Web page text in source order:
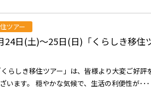
ツアー
24日(土)～25日(日)「くらしき移住
らしき移住ツアー」は、皆様より大変ご好評
います。 穏やかな気候で、生活の利便性が･･･